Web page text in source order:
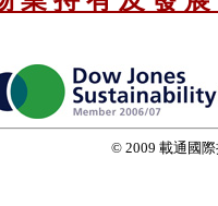
© 2009 載通國際